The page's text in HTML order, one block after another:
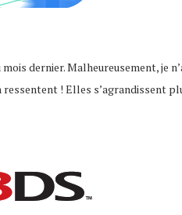
mois dernier. Malheureusement, je
ressentent ! Elles s’agrandissent